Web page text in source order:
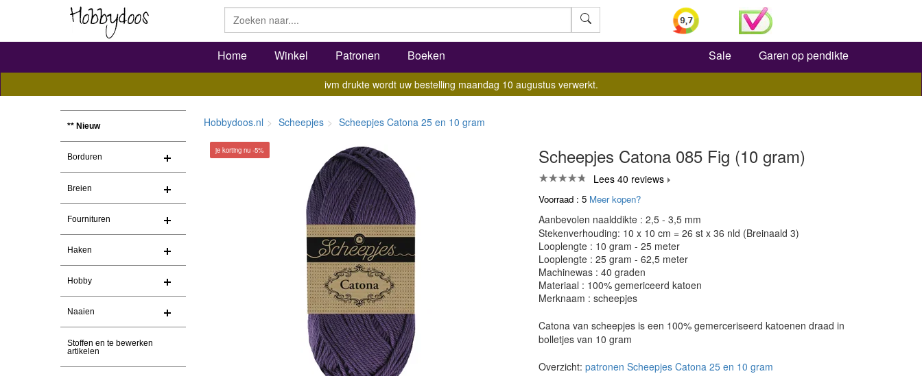
Zoeken
Home Winkel Patronen Boeken Sale Garen op pendikte
ivm drukte wordt uw bestelling maandag 10 augustus verwerkt.
** Nieuw
Borduren
Breien
Fournituren
Haken
Hobby
Naaien
Stoffen en te bewerken
artikelen
Hobbydoos.nl Scheepjes Scheepjes Catona 25 en 10 gram
je korting nu -5% Scheepjes Catona 085 Fig (10 gram)
Lees 40 reviews
Voorraad : 5 Meer kopen?
Aanbevolen naalddikte : 2,5 - 3,5 mm
Stekenverhouding: 10 x 10 cm = 26 st x 36 nld (Breinaald 3)
Looplengte : 10 gram - 25 meter
Looplengte : 25 gram - 62,5 meter
Machinewas : 40 graden
Materiaal : 100% gemericeerd katoen
Merknaam : scheepjes
Catona van scheepjes is een 100% gemerceriseerd katoenen draad in
bolletjes van 10 gram
Overzicht: patronen Scheepjes Catona 25 en 10 gram